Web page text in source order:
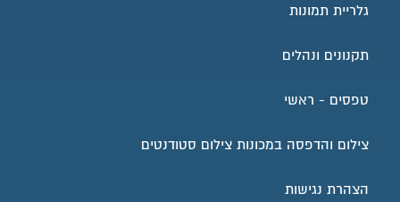
גלריית תמונות
תקנונים ונהלים
טפסים - ראשי
צילום והדפסה במכונות צילום סטודנטים
הצהרת נגישות